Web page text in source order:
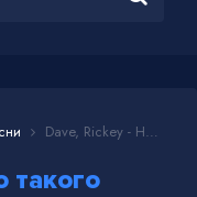
Dave, Rickey - Ничего такого
такого